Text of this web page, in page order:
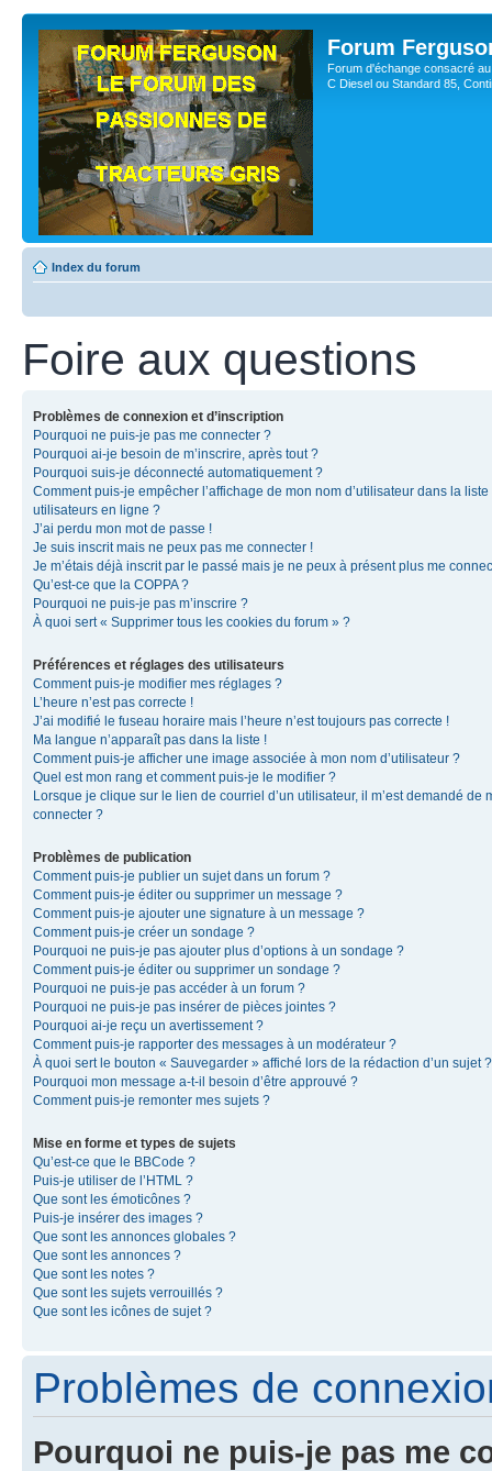
Forum
Forum d'échange consacré
C Diesel ou Standard 85,
Index du forum
Foire aux questions
Problèmes de connexion et d’inscription
Pourquoi ne puis-je pas me connecter ?
Pourquoi ai-je besoin de m’inscrire, après tout ?
Pourquoi suis-je déconnecté automatiquement ?
Comment puis-je empêcher l’affichage de mon nom d’utilisateur dans la liste
utilisateurs en ligne ?
J’ai perdu mon mot de passe !
Je suis inscrit mais ne peux pas me connecter !
Je m’étais déjà inscrit par le passé mais je ne peux à présent plus me
Qu’est-ce que la COPPA ?
Pourquoi ne puis-je pas m’inscrire ?
À quoi sert « Supprimer tous les cookies du forum » ?
Préférences et réglages des utilisateurs
Comment puis-je modifier mes réglages ?
L’heure n’est pas correcte !
J’ai modifié le fuseau horaire mais l’heure n’est toujours pas correcte !
Ma langue n’apparaît pas dans la liste !
Comment puis-je afficher une image associée à mon nom d’utilisateur ?
Quel est mon rang et comment puis-je le modifier ?
Lorsque je clique sur le lien de courriel d’un utilisateur, il m’est demandé de
connecter ?
Problèmes de publication
Comment puis-je publier un sujet dans un forum ?
Comment puis-je éditer ou supprimer un message ?
Comment puis-je ajouter une signature à un message ?
Comment puis-je créer un sondage ?
Pourquoi ne puis-je pas ajouter plus d’options à un sondage ?
Comment puis-je éditer ou supprimer un sondage ?
Pourquoi ne puis-je pas accéder à un forum ?
Pourquoi ne puis-je pas insérer de pièces jointes ?
Pourquoi ai-je reçu un avertissement ?
Comment puis-je rapporter des messages à un modérateur ?
À quoi sert le bouton « Sauvegarder » affiché lors de la rédaction d’un sujet ?
Pourquoi mon message a-t-il besoin d’être approuvé ?
Comment puis-je remonter mes sujets ?
Mise en forme et types de sujets
Qu’est-ce que le BBCode ?
Puis-je utiliser de l’HTML ?
Que sont les émoticônes ?
Puis-je insérer des images ?
Que sont les annonces globales ?
Que sont les annonces ?
Que sont les notes ?
Que sont les sujets verrouillés ?
Que sont les icônes de sujet ?
Problèmes de
Pourquoi ne puis-je pas me